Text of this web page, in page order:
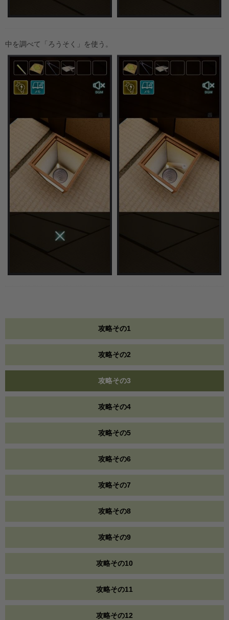
中を調べて「ろうそく」を使う。
攻略その1
攻略その2
攻略その3
攻略その4
攻略その5
攻略その6
攻略その7
攻略その8
攻略その9
攻略その10
攻略その11
攻略その12